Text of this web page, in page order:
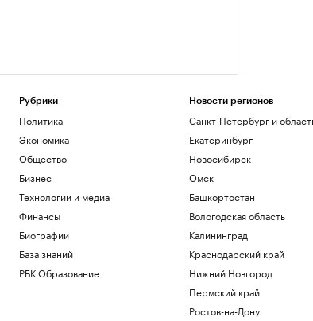
Рубрики
Политика
Экономика
Общество
Бизнес
Технологии и медиа
Финансы
Биографии
База знаний
РБК Образование
Новости регионов
Санкт-Петербург и
Екатеринбург
Новосибирск
Омск
Башкортостан
Вологодская область
Калининград
Краснодарский край
Нижний Новгород
Пермский край
Ростов-на-Дону